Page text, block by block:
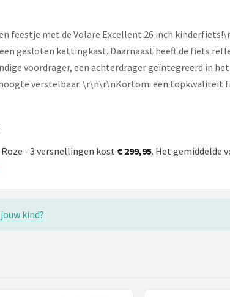
feestje met de Volare Excellent 26 inch
gesloten kettingkast. Daarnaast heeft de fiets
voordrager, een achterdrager geïntegreerd in
verstelbaar. \r\n\r\nKortom: een topkwaliteit
- 3 versnellingen kost € 299,95. Het gemiddelde
kind?